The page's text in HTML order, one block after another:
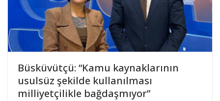
Büsküvütçü: “Kamu kaynaklarının
usulsüz şekilde kullanılması
milliyetçilikle bağdaşmıyor”